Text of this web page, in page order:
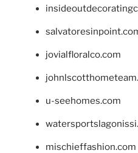
jovialfloralco.com
u-seehomes.com
mischieffashion.com